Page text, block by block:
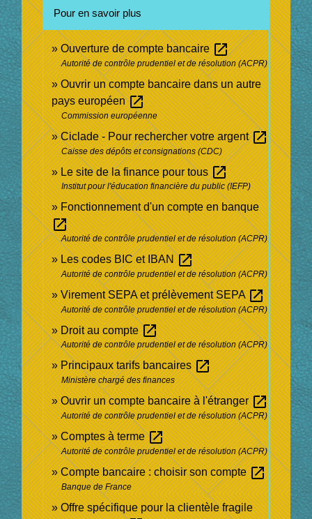
Pour en savoir plus
Ouverture de compte bancaireopen_in_new
Autorité de contrôle prudentiel et de résolution (ACPR)
Ouvrir un compte bancaire dans un autre
pays européenopen_in_new
Commission européenne
Ciclade - Pour rechercher votre argentopen_in_new
Caisse des dépôts et consignations (CDC)
Le site de la finance pour tousopen_in_new
Institut pour l'éducation financière du public (IEFP)
Fonctionnement d'un compte en banque
open_in_new
Autorité de contrôle prudentiel et de résolution (ACPR)
Les codes BIC et IBANopen_in_new
Autorité de contrôle prudentiel et de résolution (ACPR)
Virement SEPA et prélèvement SEPAopen_in_new
Autorité de contrôle prudentiel et de résolution (ACPR)
Droit au compteopen_in_new
Autorité de contrôle prudentiel et de résolution (ACPR)
Principaux tarifs bancairesopen_in_new
Ministère chargé des finances
Ouvrir un compte bancaire à l'étrangeropen_in_new
Autorité de contrôle prudentiel et de résolution (ACPR)
Comptes à termeopen_in_new
Autorité de contrôle prudentiel et de résolution (ACPR)
Compte bancaire : choisir son compteopen_in_new
Banque de France
Offre spécifique pour la clientèle fragile